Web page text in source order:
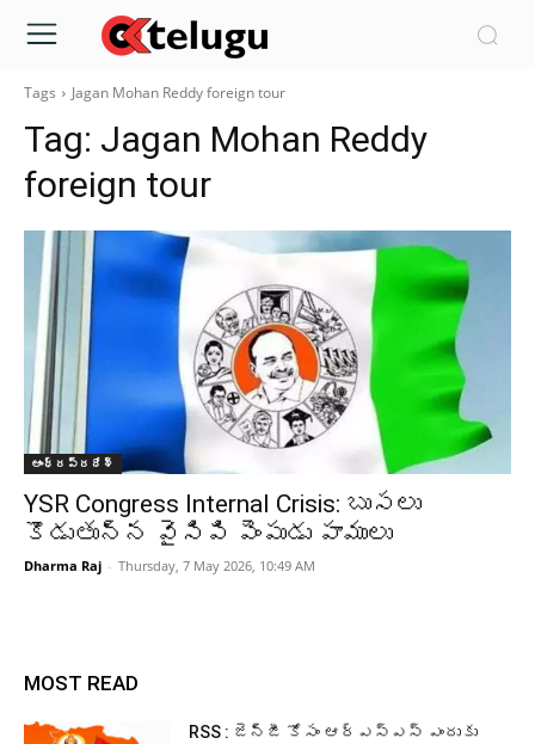
Tags Jagan Mohan Reddy foreign tour
Tag: Jagan Mohan Reddy
foreign tour
ఆంధ్రప్రదేశ్‌
YSR Congress Internal Crisis: బుసలు
కొడుతున్న వైసిపి పెంపుడు పాములు
Dharma Raj - Thursday, 7 May 2026, 10:49 AM
MOST READ
RSS : జెన్‌జీ కోసం ఆర్‌ఎస్‌ఎస్‌ ఎందుకు